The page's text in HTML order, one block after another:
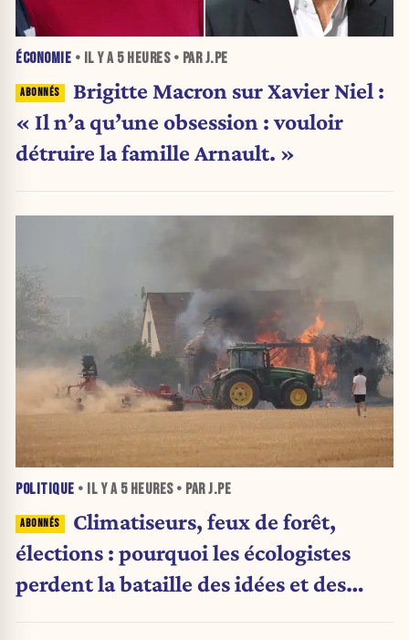
ÉCONOMIE • IL Y A 5 HEURES• PAR J.PE
Brigitte Macron sur Xavier Niel :
« Il n’a qu’une obsession : vouloir
détruire la famille Arnault. »
POLITIQUE • IL Y A 5 HEURES• PAR J.PE
Climatiseurs, feux de forêt,
élections : pourquoi les écologistes
perdent la bataille des idées et des